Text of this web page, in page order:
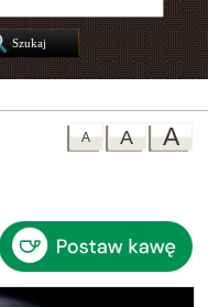
A
A
A